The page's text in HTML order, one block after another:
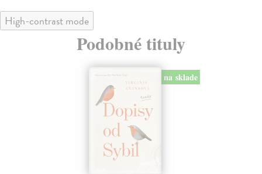
High-contrast mode
Podobné tituly
na sklade